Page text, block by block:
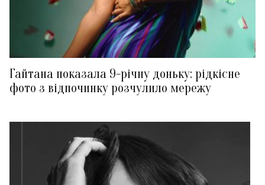
Гайтана показала 9-річну доньку: рідкісне
фото з відпочинку розчулило мережу